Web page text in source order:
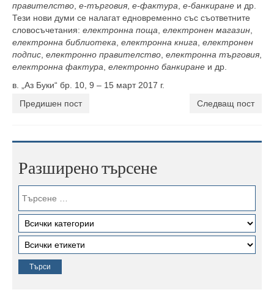
правителство е-търговия е-фактура е-банкиране и др.
Тези нови думи се налагат едновременно със съответните
словосъчетания: електронна поща електронен магазин
електронна библиотека електронна книга електронен
подпис електронно правителство електронна търговия
електронна фактура електронно банкиране и др.
в. „Аз Буки“ бр. 10, 9 – 15 март 2017 г.
Предишен пост
Следващ пост
Разширено търсене